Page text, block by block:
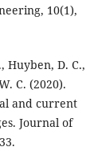
10(1),
Huyben, D. C.,
C. (2020).
and current
Journal of